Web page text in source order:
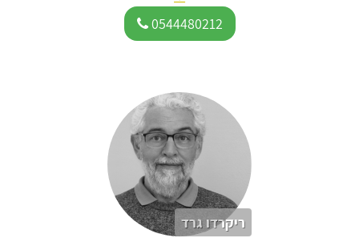
0544480212
ריקרדו גרד